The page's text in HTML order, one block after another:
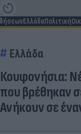
ΕλλάδαΠολιτική
Ελλάδα
Κουφονήσια:
που βρέθηκαν
Ανήκουν σε